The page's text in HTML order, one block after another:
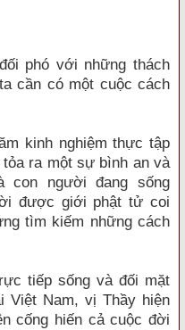
phó với những thách
cần có một cuộc cách
kinh nghiệm thực tập
ra một sự bình an và
con người đang sống
được giới phật tử coi
tìm kiếm những cách
tiếp sống và đối mặt
Việt Nam, vị Thầy hiện
cống hiến cả cuộc đời